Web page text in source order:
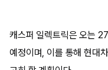
캐스퍼 일렉트릭은 오는
예정이며, 이를 통해 현대